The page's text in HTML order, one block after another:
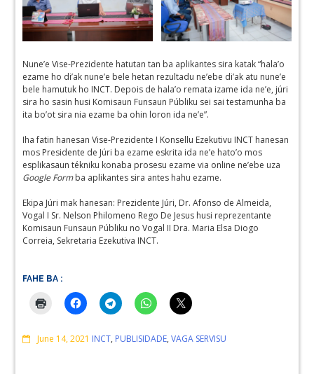
Nune’e Vise-Prezidente hatutan tan ba aplikantes sira katak “hala’o
ezame ho di’ak nune’e bele hetan rezultadu ne’ebe di’ak atu nune’e
bele hamutuk ho INCT. Depois de hala’o remata izame ida ne’e, júri
sira ho sasin husi Komisaun Funsaun Públiku sei sai testamunha ba
ita bo’ot sira nia ezame ba ohin loron ida ne’e”.
Iha fatin hanesan Vise-Prezidente I Konsellu Ezekutivu INCT hanesan
mos Presidente de Júri ba ezame eskrita ida ne’e hato’o mos
esplikasaun tékniku konaba prosesu ezame via online ne’ebe uza
Google Formba aplikantes sira antes hahu ezame.
Ekipa Júri mak hanesan: Prezidente Júri, Dr. Afonso de Almeida,
Vogal I Sr. Nelson Philomeno Rego De Jesus husi reprezentante
Komisaun Funsaun Públiku no Vogal II Dra. Maria Elsa Diogo
Correia, Sekretaria Ezekutiva INCT.
FAHE BA :
June 14, 2021 Comments
INCT, PUBLISIDADE,VAGA SERVISU